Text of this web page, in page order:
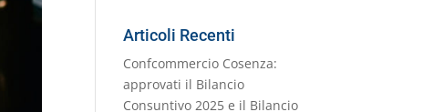
nostre
Categorie
Articoli Recenti
Confcommercio Cosenza:
approvati il Bilancio
Consuntivo 2025 e il Bilancio